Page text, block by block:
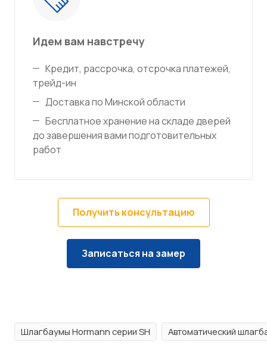
Идем вам навстречу
Кредит, рассрочка, отсрочка платежей,
трейд-ин
Доставка по Минской области
Бесплатное хранение на складе дверей
до завершения вами подготовительных
работ
Получить консультацию
Записаться на замер
Шлагбаумы Hormann серии SH Автоматический